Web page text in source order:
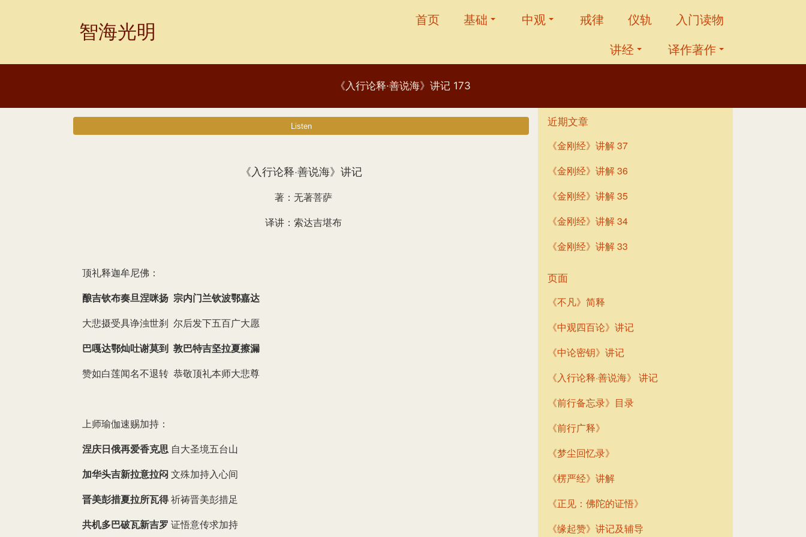
智海光明 首页 基础 中观 戒律 仪轨
入门读物
讲经
译作著作
《入行论释·善说海》讲记 173
《入行论释·善说海》讲记
著：无著菩萨
译讲：索达吉堪布
顶礼释迦牟尼佛：
酿吉钦布奏旦涅咪扬 宗内门兰钦波鄂嘉达
大悲摄受具诤浊世刹 尔后发下五百广大愿
巴嘎达鄂灿吐谢莫到 敦巴特吉坚拉夏擦漏
赞如白莲闻名不退转 恭敬顶礼本师大悲尊
上师瑜伽速赐加持：
涅庆日俄再爱香克思 自大圣境五台山
加华头吉新拉意拉闷 文殊加持入心间
晋美彭措夏拉所瓦得祈祷晋美彭措足
共机多巴破瓦新吉罗 证悟意传求加持
近期文章
《金刚经》讲解 37
《金刚经》讲解 36
《金刚经》讲解 35
《金刚经》讲解 34
《金刚经》讲解 33
页面
《不凡》简释
《中观四百论》讲记
《中论密钥》讲记
《入行论释·善说海》 讲记
《前行备忘录》目录
《前行广释》
《梦尘回忆录》
《楞严经》讲解
《正见：佛陀的证悟》
《缘起赞》讲记及辅导